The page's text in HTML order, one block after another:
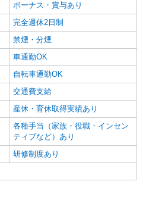
ボーナス・賞与あり
完全週休2日制
禁煙・分煙
車通勤OK
自転車通勤OK
交通費支給
産休・育休取得実績あり
各種手当（家族・役職・インセン
ティブなど）あり
研修制度あり